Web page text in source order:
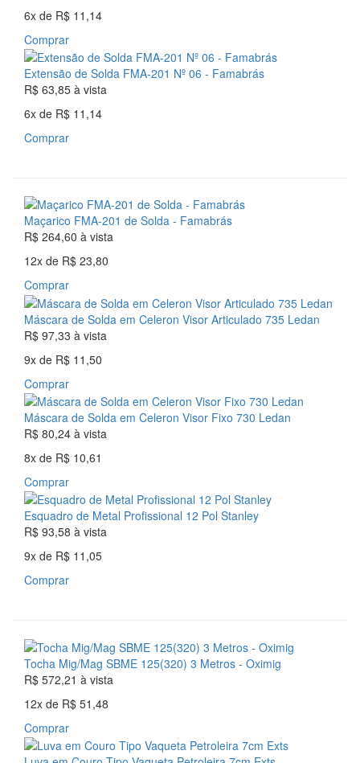
6x de R$ 11,14
Comprar
Extensão de Solda FMA-201 Nº 06 - Famabrás
R$ 63,85 à vista
6x de R$ 11,14
Comprar
Maçarico FMA-201 de Solda - Famabrás
R$ 264,60 à vista
12x de R$ 23,80
Comprar
Máscara de Solda em Celeron Visor Articulado 735 Ledan
R$ 97,33 à vista
9x de R$ 11,50
Comprar
Máscara de Solda em Celeron Visor Fixo 730 Ledan
R$ 80,24 à vista
8x de R$ 10,61
Comprar
Esquadro de Metal Profissional 12 Pol Stanley
R$ 93,58 à vista
9x de R$ 11,05
Comprar
Tocha Mig/Mag SBME 125(320) 3 Metros - Oximig
R$ 572,21 à vista
12x de R$ 51,48
Comprar